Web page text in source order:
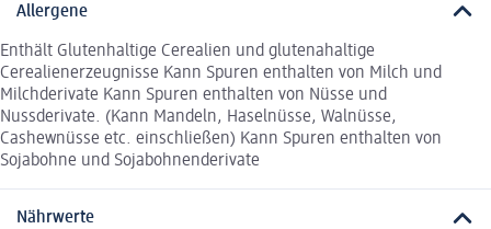
Allergene
Enthält Glutenhaltige Cerealien und glutenahaltige
Cerealienerzeugnisse Kann Spuren enthalten von Milch und
Milchderivate Kann Spuren enthalten von Nüsse und
Nussderivate. (Kann Mandeln, Haselnüsse, Walnüsse,
Cashewnüsse etc. einschließen) Kann Spuren enthalten von
Sojabohne und Sojabohnenderivate
Nährwerte